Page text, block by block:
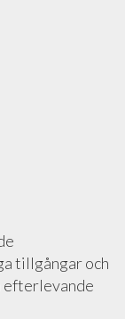
tillgångar och
efterlevande